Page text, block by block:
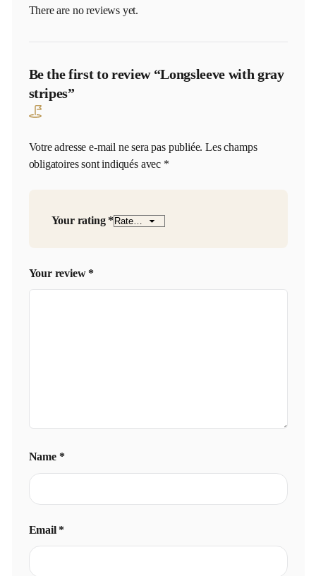
There are no reviews yet.
Be the first to review “Longsleeve with gray
stripes”
Votre adresse e-mail ne sera pas publiée. Les champs
obligatoires sont indiqués avec *
Your rating *
Your review *
Name *
Email *